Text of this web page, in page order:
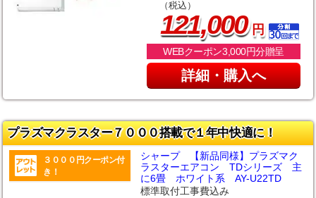
（税込）
121,000円
WEBクーポン3,000円分贈呈
詳細・購入へ
プラズマクラスター７０００搭載で１年中快適に！
３０００円クーポン付
き！
シャープ 【新品同様】プラズマク
ラスターエアコン TDシリーズ 主
に6畳 ホワイト系 AY-U22TD
標準取付工事費込み